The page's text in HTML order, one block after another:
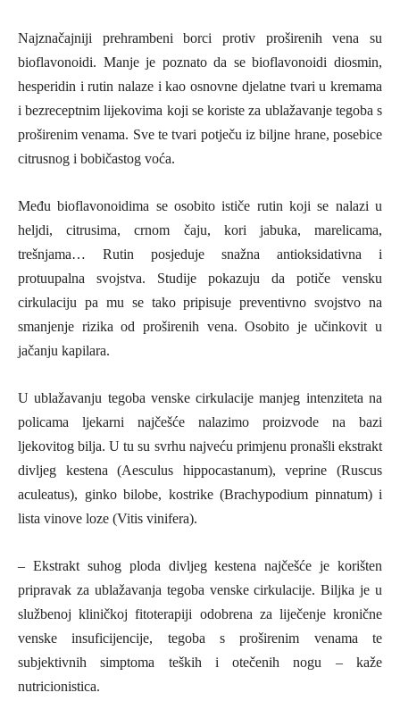
Najznačajniji prehrambeni borci protiv proširenih vena su
bioflavonoidi. Manje je poznato da se bioflavonoidi diosmin,
hesperidin i rutin nalaze i kao osnovne djelatne tvari u kremama
i bezreceptnim lijekovima koji se koriste za ublažavanje tegoba s
proširenim venama. Sve te tvari potječu iz biljne hrane, posebice
citrusnog i bobičastog voća.
Među bioflavonoidima se osobito ističe rutin koji se nalazi u
heljdi, citrusima, crnom čaju, kori jabuka, marelicama,
trešnjama… Rutin posjeduje snažna antioksidativna i
protuupalna svojstva. Studije pokazuju da potiče vensku
cirkulaciju pa mu se tako pripisuje preventivno svojstvo na
smanjenje rizika od proširenih vena. Osobito je učinkovit u
jačanju kapilara.
U ublažavanju tegoba venske cirkulacije manjeg intenziteta na
policama ljekarni najčešće nalazimo proizvode na bazi
ljekovitog bilja. U tu su svrhu najveću primjenu pronašli ekstrakt
divljeg kestena (Aesculus hippocastanum), veprine (Ruscus
aculeatus), ginko bilobe, kostrike (Brachypodium pinnatum) i
lista vinove loze (Vitis vinifera).
– Ekstrakt suhog ploda divljeg kestena najčešće je korišten
pripravak za ublažavanja tegoba venske cirkulacije. Biljka je u
službenoj kliničkoj fitoterapiji odobrena za liječenje kronične
venske insuficijencije, tegoba s proširenim venama te
subjektivnih simptoma teških i otečenih nogu – kaže
nutricionistica.